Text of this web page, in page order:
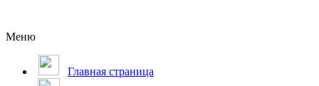
Меню
Главная страница